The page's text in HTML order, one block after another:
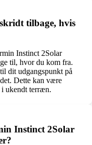
tilbage, hvis
Instinct 2Solar
til, hvor du kom fra.
dit udgangspunkt på
Dette kan være
ukendt terræn.
Instinct 2Solar